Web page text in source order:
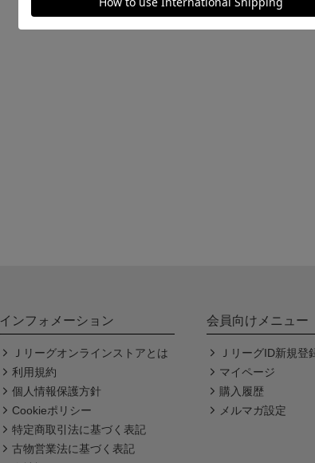
インフォメーション
Ｊリーグオンラインストアとは
利用規約
個人情報保護方針
Cookieポリシー
特定商取引法に基づく表記
古物営業法に基づく表記
会員向けメニュー
ＪリーグID新規登
マイページ
購入履歴
メルマガ設定